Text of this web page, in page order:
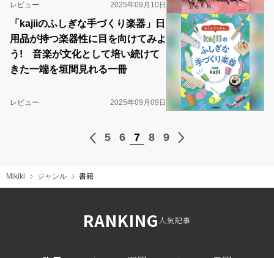
レビュー 2025年09月10日
「kajiiのふしぎな手づくり楽器」日
用品が持つ楽器性に目を向けてみよ
う! 音楽が文化として培い続けて
きた一端を垣間見れる一冊
レビュー 2025年09月09日
5 6 7 8 9
Mikiki ジャンル 書籍
RANKING人気記事